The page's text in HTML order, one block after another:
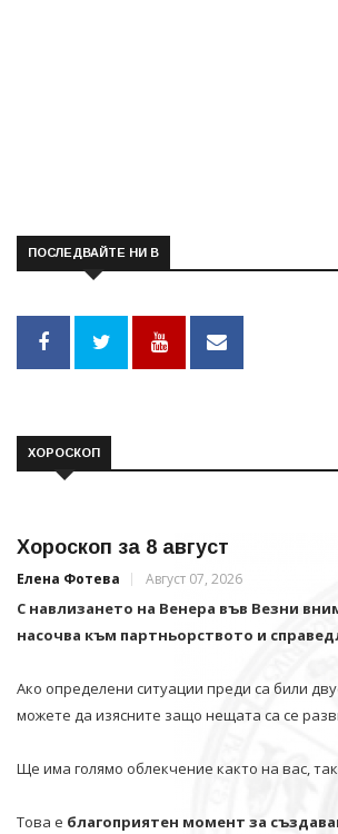
ПОСЛЕДВАЙТЕ НИ В
ХОРОСКОП
Хороскоп за 8 август
Елена Фотева Август 07, 2026
С навлизането на Венера във Везни
насочва към партньорството и
Ако определени ситуации преди са били
можете да изясните защо нещата са се
Ще има голямо облекчение както на вас,
Това е благоприятен момент за